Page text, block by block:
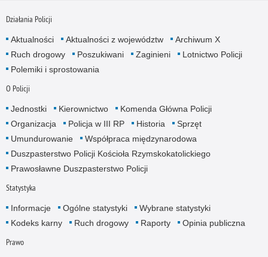
Działania Policji
Aktualności Aktualności z województw
Archiwum X
Ruch drogowy
Poszukiwani Zaginieni
Lotnictwo Policji
Polemiki i sprostowania
O Policji
Jednostki Kierownictwo
Komenda Główna Policji
Organizacja
Policja w III RP Historia
Sprzęt
Umundurowanie
Współpraca międzynarodowa
Duszpasterstwo Policji Kościoła Rzymskokatolickiego
Prawosławne Duszpasterstwo Policji
Statystyka
Informacje Ogólne statystyki
Wybrane statystyki
Kodeks karny
Ruch drogowy Raporty Opinia publiczna
Prawo